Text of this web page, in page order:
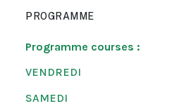
PROGRAMME
Programme courses :
VENDREDI
SAMEDI